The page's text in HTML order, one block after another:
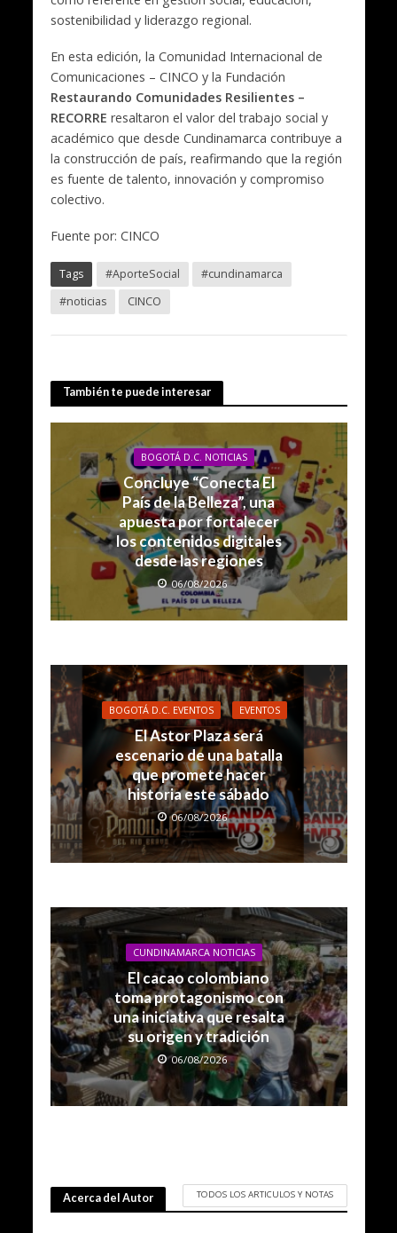
sostenibilidad y liderazgo regional.
En esta edición, la Comunidad Internacional de
Comunicaciones – CINCO y la Fundación
Restaurando Comunidades Resilientes –
RECORRE resaltaron el valor del trabajo social y
académico que desde Cundinamarca contribuye a
la construcción de país, reafirmando que la región
es fuente de talento, innovación y compromiso
colectivo.
Fuente por: CINCO
Tags #AporteSocial
#cundinamarca
#noticias
CINCO
También te puede interesar
BOGOTÁ D.C. NOTICIAS
Concluye “Conecta El
País de la Belleza”, una
apuesta por fortalecer
los contenidos digitales
desde las regiones
06/08/2026
BOGOTÁ D.C. EVENTOS EVENTOS
El Astor Plaza será
escenario de una batalla
que promete hacer
historia este sábado
06/08/2026
CUNDINAMARCA NOTICIAS
El cacao colombiano
toma protagonismo con
una iniciativa que resalta
su origen y tradición
06/08/2026
Acerca del Autor TODOS LOS ARTICULOS Y NOTAS